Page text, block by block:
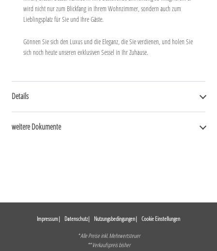
wird nicht nur zum Blickfang in Ihrem Wohnzimmer, sondern auch zum
Lieblingsplatz für Sie und Ihre Gäste.
Gönnen Sie sich den Luxus und die Eleganz, die Sie verdienen, und holen Sie
sich noch heute unseren exklusiven Sessel in Ihr Zuhause.
Details
weitere Dokumente
Impressum Datenschutz Nutzungsbedingungen Cookie Einstellungen
* Alle Preise inkl. Mehrwertsteuer
** Verkaufspreis bisher